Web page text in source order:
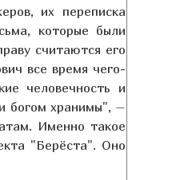
их переписка
которые были
считаются его
все время чего-
человечность и
богом хранимы", –
Именно такое
"Берёста". Оно